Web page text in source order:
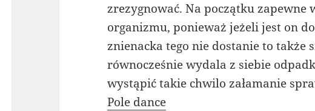
zrezygnować. Na początku zapewne
organizmu, ponieważ jeżeli jest on
znienacka tego nie dostanie to także
równocześnie wydala z siebie
wystąpić takie chwilo załamanie
Pole dance